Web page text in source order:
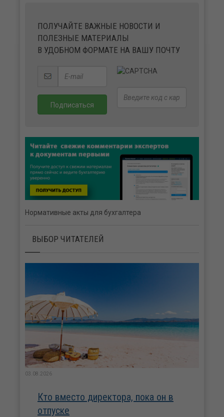
ПОЛУЧАЙТЕ ВАЖНЫЕ НОВОСТИ И
ПОЛЕЗНЫЕ МАТЕРИАЛЫ
В УДОБНОМ ФОРМАТЕ НА ВАШУ ПОЧТУ
Нормативные акты для бухгалтера
ВЫБОР ЧИТАТЕЛЕЙ
03.08.2026
Кто вместо директора, пока он в
отпуске